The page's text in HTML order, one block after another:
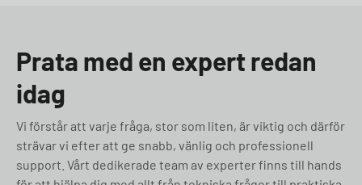
Prata med en expert redan
idag
Vi förstår att varje fråga, stor som liten, är viktig och därför
strävar vi efter att ge snabb, vänlig och professionell
support. Vårt dedikerade team av experter finns till hands